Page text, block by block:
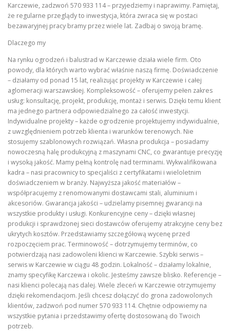
Karczewie, zadzwoń 570 933 114 – przyjedziemy i naprawimy. Pamiętaj,
że regularne przeglądy to inwestycja, która zwraca się w postaci
bezawaryjnej pracy bramy przez wiele lat. Zadbaj o swoją bramę.
Dlaczego my
Na rynku ogrodzeń i balustrad w Karczewie działa wiele firm. Oto
powody, dla których warto wybrać właśnie naszą firmę. Doświadczenie
– działamy od ponad 15 lat, realizując projekty w Karczewie i całej
aglomeracji warszawskiej. Kompleksowość – oferujemy pełen zakres
usług: konsultację, projekt, produkcję, montaż i serwis. Dzięki temu klient
ma jednego partnera odpowiedzialnego za całość inwestycji.
Indywidualne projekty – każde ogrodzenie projektujemy indywidualnie,
z uwzględnieniem potrzeb klienta i warunków terenowych. Nie
stosujemy szablonowych rozwiązań. Własna produkcja – posiadamy
nowoczesną halę produkcyjną z maszynami CNC, co gwarantuje precyzję
i wysoką jakość. Mamy pełną kontrolę nad terminami. Wykwalifikowana
kadra – nasi pracownicy to specjaliści z certyfikatami i wieloletnim
doświadczeniem w branży. Najwyższa jakość materiałów –
współpracujemy z renomowanymi dostawcami stali, aluminium i
akcesoriów. Gwarancja jakości – udzielamy pisemnej gwarancji na
wszystkie produkty i usługi. Konkurencyjne ceny – dzięki własnej
produkcji i sprawdzonej sieci dostawców oferujemy atrakcyjne ceny bez
ukrytych kosztów. Przedstawiamy szczegółową wycenę przed
rozpoczęciem prac. Terminowość – dotrzymujemy terminów, co
potwierdzają nasi zadowoleni klienci w Karczewie. Szybki serwis –
serwis w Karczewie w ciągu 48 godzin. Lokalność – działamy lokalnie,
znamy specyfikę Karczewa i okolic. Jesteśmy zawsze blisko. Referencje –
nasi klienci polecają nas dalej. Wiele zleceń w Karczewie otrzymujemy
dzięki rekomendacjom. Jeśli chcesz dołączyć do grona zadowolonych
klientów, zadzwoń pod numer 570 933 114. Chętnie odpowiemy na
wszystkie pytania i przedstawimy ofertę dostosowaną do Twoich
potrzeb.